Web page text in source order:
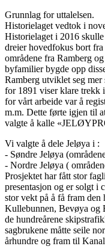
Grunnlag for uttalelsen.
Historielaget vedtok i
Historielaget i 2016
dreier hovedfokus bort
områdene fra Ramberg
byfamilier bygde opp
Ramberg utviklet seg
for 1891 viser klare trekk
for vårt arbeide var å
m.m. Dette førte igjen til
valgte å kalle
Vi valgte å dele Jeløya i :
- Søndre Jeløya
- Nordre Jeløya (
Prosjektet har fått stor
presentasjon og er solgt i
stor vekt på å få fram den
Kullebunnen, Bevøya og
de hundreårene
sagbrukene måtte seile
århundre og fram til